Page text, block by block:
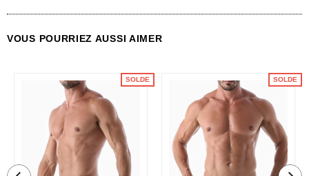
VOUS POURRIEZ AUSSI AIMER
SOLDE SOLDE